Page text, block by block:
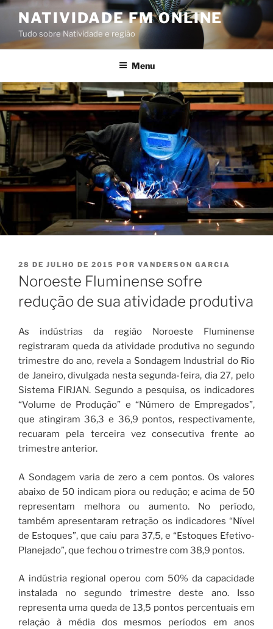
Pular
conteúdo
NATIVIDADE FM ONLINE
Tudo sobre Natividade e região
Menu
PUBLICADO
EM
28 DE JULHO DE 2015 POR VANDERSON GARCIA
Noroeste Fluminense sofre
redução de sua atividade produtiva
As indústrias da região Noroeste Fluminense
registraram queda da atividade produtiva no segundo
trimestre do ano, revela a Sondagem Industrial do Rio
de Janeiro, divulgada nesta segunda-feira, dia 27, pelo
Sistema FIRJAN. Segundo a pesquisa, os indicadores
“Volume de Produção” e “Número de Empregados”,
que atingiram 36,3 e 36,9 pontos, respectivamente,
recuaram pela terceira vez consecutiva frente ao
trimestre anterior.
A Sondagem varia de zero a cem pontos. Os valores
abaixo de 50 indicam piora ou redução; e acima de 50
representam melhora ou aumento. No período,
também apresentaram retração os indicadores “Nível
de Estoques”, que caiu para 37,5, e “Estoques Efetivo-
Planejado”, que fechou o trimestre com 38,9 pontos.
A indústria regional operou com 50% da capacidade
instalada no segundo trimestre deste ano. Isso
representa uma queda de 13,5 pontos percentuais em
relação à média dos mesmos períodos em anos